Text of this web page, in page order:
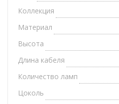
Коллекция
Материал
Высота
Длина кабеля
Количество ламп
Цоколь